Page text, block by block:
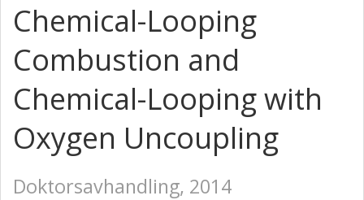
Chemical-Looping
Combustion and
Chemical-Looping with
Oxygen Uncoupling
Doktorsavhandling, 2014